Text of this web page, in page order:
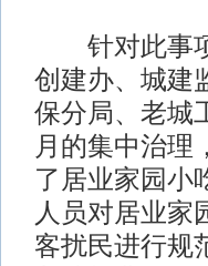
针对此事项
创建办、城建
保分局、老城
月的集中治理
了居业家园小
人员对居业家
客扰民进行规